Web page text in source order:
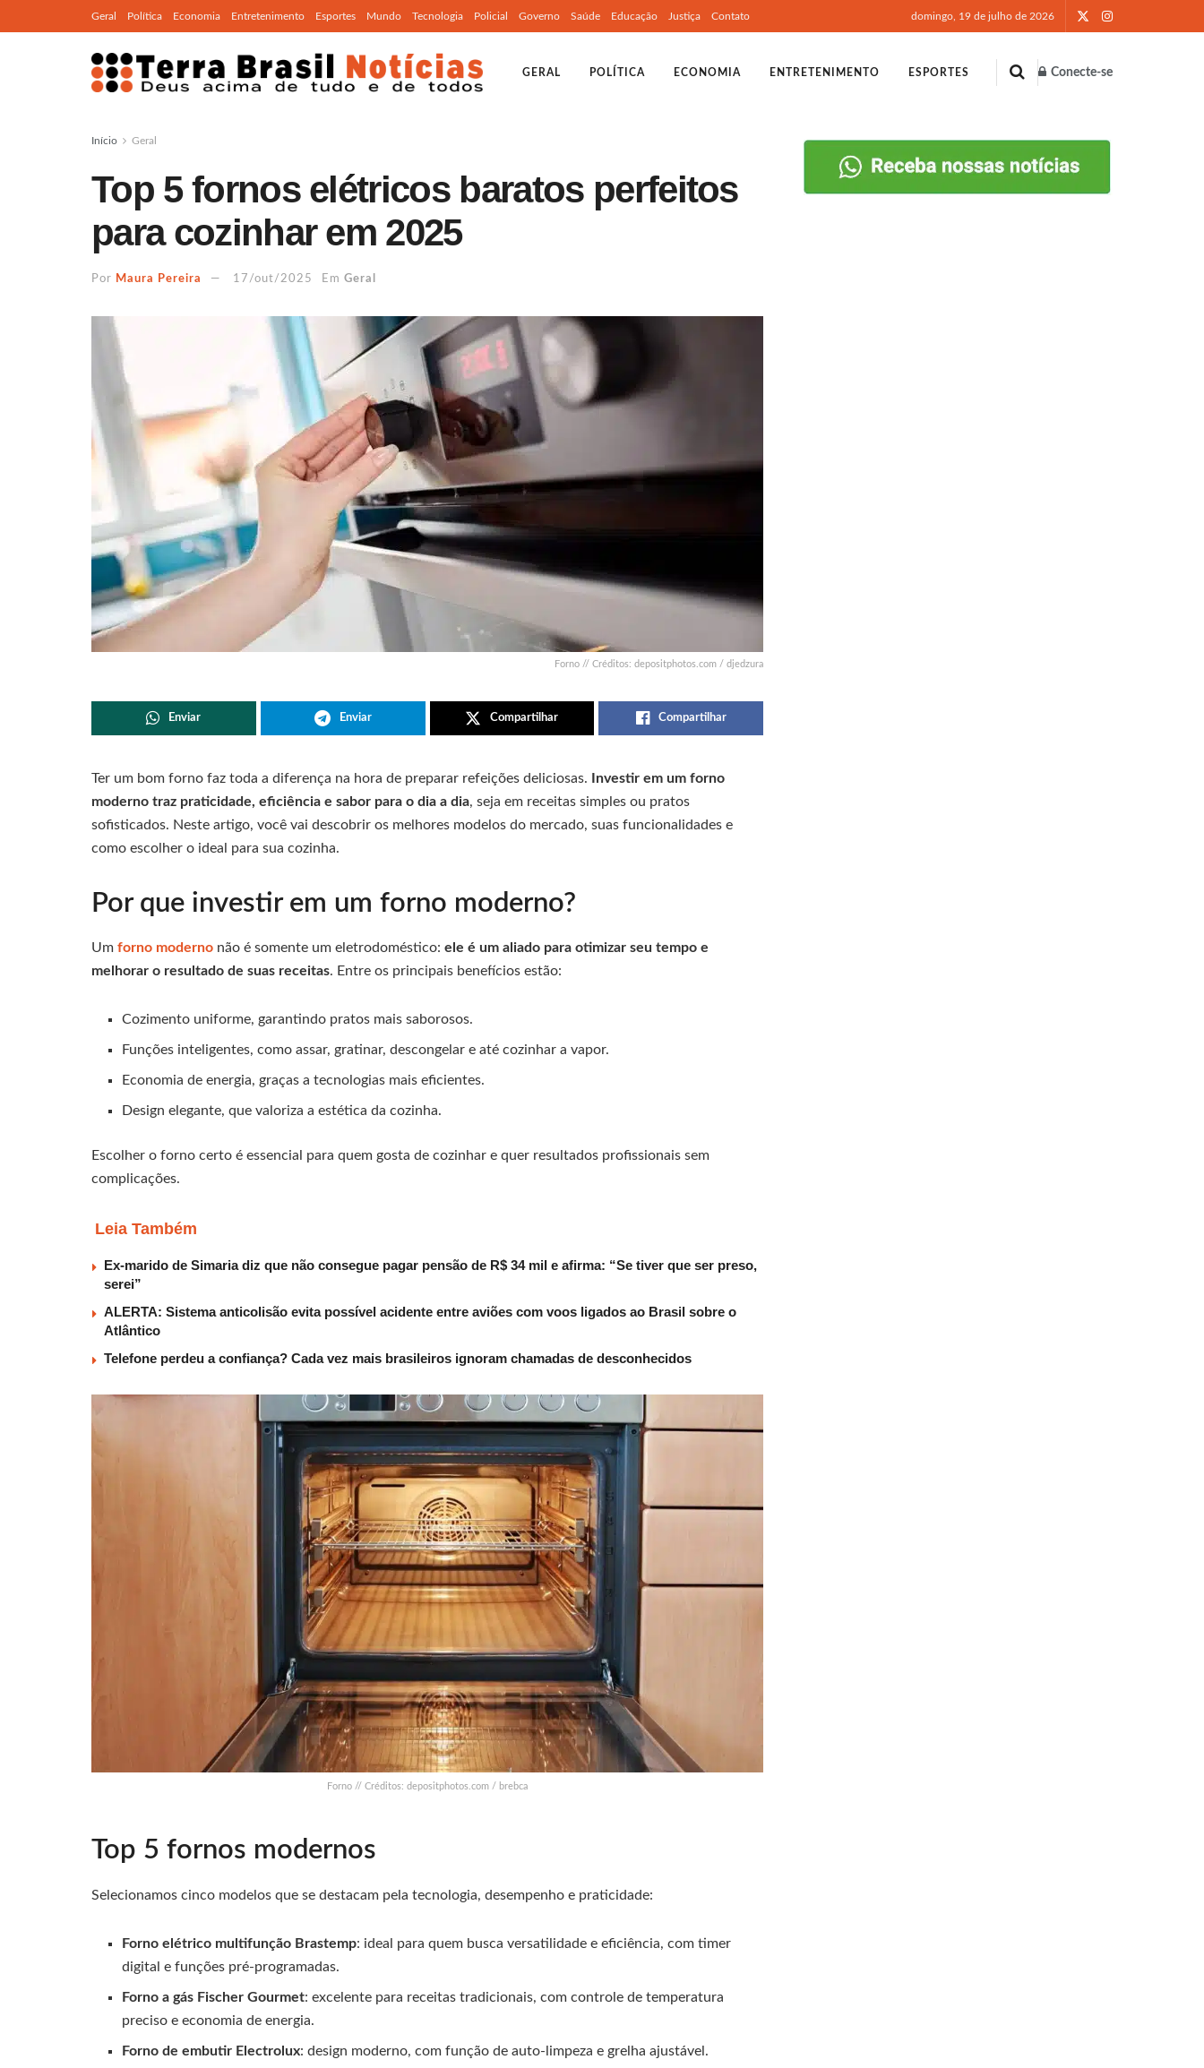
Geral Política Economia Entretenimento Esportes Mundo Tecnologia Policial Governo Saúde Educação Justiça Contato domingo, 19 de julho de 2026
GERAL POLÍTICA ECONOMIA ENTRETENIMENTO ESPORTES Conecte-se
Início Geral
Top 5 fornos elétricos baratos perfeitos
para cozinhar em 2025
Por Maura Pereira 17/out/2025 Em Geral
Forno // Créditos: depositphotos.com / djedzura
Enviar Enviar Compartilhar Compartilhar
Ter um bom forno faz toda a diferença na hora de preparar refeições deliciosas.
Investir em um forno
moderno traz praticidade, eficiência e sabor para o dia a dia, seja em receitas simples ou pratos
sofisticados. Neste artigo, você vai descobrir os melhores modelos do mercado, suas funcionalidades e
como escolher o ideal para sua cozinha.
Por que investir em um forno moderno?
Um forno moderno não é somente um eletrodoméstico: ele é um aliado para otimizar seu tempo e
melhorar o resultado de suas receitas. Entre os principais benefícios estão:
Cozimento uniforme, garantindo pratos mais saborosos.
Funções inteligentes, como assar, gratinar, descongelar e até cozinhar a vapor.
Economia de energia, graças a tecnologias mais eficientes.
Design elegante, que valoriza a estética da cozinha.
Escolher o forno certo é essencial para quem gosta de cozinhar e quer resultados profissionais sem
complicações.
Leia Também
Ex-marido de Simaria diz que não consegue pagar pensão de R$ 34 mil e afirma: “Se tiver que ser preso,
serei”
ALERTA: Sistema anticolisão evita possível acidente entre aviões com voos ligados ao Brasil sobre o
Atlântico
Telefone perdeu a confiança? Cada vez mais brasileiros ignoram chamadas de desconhecidos
Forno // Créditos: depositphotos.com / brebca
Top 5 fornos modernos
Selecionamos cinco modelos que se destacam pela tecnologia, desempenho e praticidade:
Forno elétrico multifunção Brastemp: ideal para quem busca versatilidade e eficiência, com timer
digital e funções pré-programadas.
Forno a gás Fischer Gourmet: excelente para receitas tradicionais, com controle de temperatura
preciso e economia de energia.
Forno de embutir Electrolux: design moderno, com função de auto-limpeza e grelha ajustável.